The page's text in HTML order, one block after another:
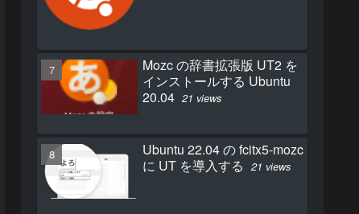
Mozc の辞書拡張版 UT2 を
インストールする Ubuntu
20.04 21 views
Ubuntu 22.04 の fcitx5-mozc
に UT を導入する
21 views